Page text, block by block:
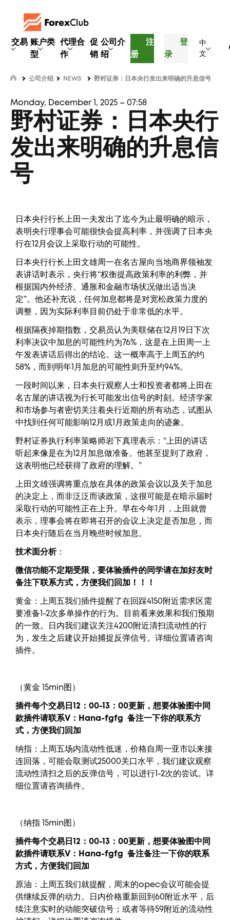
交易 账户类
型
代理合
作
促
销
公司介
绍
注
册
登
录
中
文
公司介绍 NEWS 野村证券：日本央行发出来明确的升息信号
Monday, December 1, 2025 – 07:58
野村证券：日本央行
发出来明确的升息信
号
日本央行行长上田一夫发出了迄今为止最明确的暗示，
表明央行理事会可能很快会提高利率，并强调了日本央
行在12月会议上采取行动的可能性。
日本央行行长上田文雄周一在名古屋向当地商界领袖发
表讲话时表示，央行将“权衡提高政策利率的利弊，并
根据国内外经济、通胀和金融市场状况做出适当决
定”。他还补充说，任何加息都将是对宽松政策力度的
调整，因为实际利率目前仍处于非常低的水平。
根据隔夜掉期指数，交易员认为美联储在12月19日下次
利率决议中加息的可能性约为76%，这是在上田周一上
午发表讲话后得出的结论。这一概率高于上周五的约
58%，而到明年1月加息的可能性则升至约94%。
一段时间以来，日本央行观察人士和投资者都将上田在
名古屋的讲话视为行长可能发出信号的时刻。经济学家
和市场参与者密切关注着央行近期的所有动态，试图从
中找到任何可能影响12月或1月政策走向的迹象。
野村证券执行利率策略师岩下真理表示：“上田的讲话
听起来像是在为12月加息做准备。他甚至提到了政府，
这表明他已经获得了政府的理解。”
上田文雄强调将重点放在具体的政策会议以及关于加息
的决定上，而非泛泛而谈政策，这很可能是在暗示届时
采取行动的可能性正在上升。早在今年1月，上田就曾
表示，理事会将在即将召开的会议上决定是否加息，而
日本央行随后在当月晚些时候加息。
技术面分析：
微信功能不定期受限，要体验插件的同学请在加好友时
备注下联系方式，方便我们回加！！！
黄金：上周五我们插件提醒了在回踩4150附近需求区需
要准备1-2次多单操作的行为。目前看来效果和我们预期
的一致。日内我们建议关注4200附近清扫流动性的行
为，发生之后建议开始捕捉反弹信号。详细位置请咨询
插件。
（黄金 15min图）
插件每个交易日12：00-13：00更新， 想要体验图中 同
款插件请联系V： Hana-fgfg 备注一下你的联系方
式，方便我们回加
纳指：上周五场内流动性低迷，价格自周一亚市以来接
连回落，可能会取测试25000关口水平，我们建议观察
流动性清扫之后的反弹信号，可以进行1-2次的尝试。详
细位置请咨询插件。
（纳指 15min图）
插件每个交易日12：00-13：00更新， 想要体验图中 同
款插件请联系V： Hana-fgfg 备注备注一下你的联系
方式，方便我们回加
原油：上周五我们就提醒，周末的opec会议可能会提
供继续反弹的动力。日内价格重新回到60附近水平，后
续注意实时的动能突破信号；或者等待59附近的流动性